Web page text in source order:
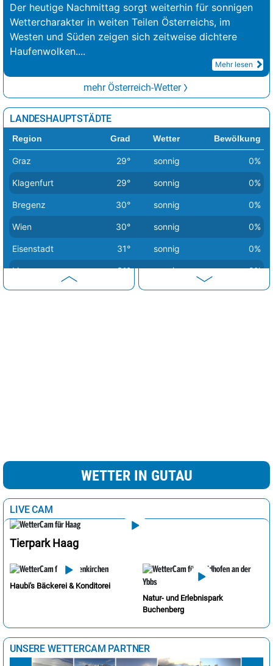
Der heutige Nachmittag sorgt weiterhin für sonnigen
Wettercharakter in weiten Teilen Österreichs, im
Westen und Süden zeigen sich zeitweise dichtere
Haufenwolken....
Mehr lesen
mehr Österreich-Wetter
LANDESHAUPTSTÄDTE
Region Grad Wetter Bewölkung
Graz 29° sonnig 0%
Klagenfurt 29° sonnig 0%
Bregenz 30° sonnig 0%
Wien 30° sonnig 0%
Eisenstadt 31° sonnig 0%
Linz 31° sonnig 0%
Salzburg 31° sonnig 0%
WETTER IN GUTAU
LIVE CAM
Tierpark Haag
Haubi's Bäckerei & Konditorei
Natur- und Erlebnispark
Buchenberg
UNSERE WETTERCAM PARTNER